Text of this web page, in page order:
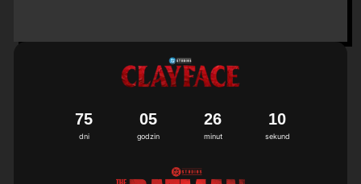
dni
75
godzin
05
minut
26
sekund
10